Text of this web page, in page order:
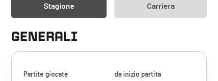
Stagione Carriera
GENERALI
Partite giocate da inizio partita